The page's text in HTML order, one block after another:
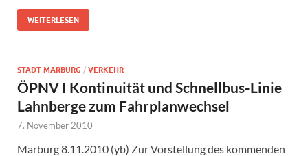
WEITERLESEN
STADT MARBURG / VERKEHR
ÖPNV I Kontinuität und Schnellbus-Linie
Lahnberge zum Fahrplanwechsel
7. November 2010
Marburg 8.11.2010 (yb) Zur Vorstellung des kommenden